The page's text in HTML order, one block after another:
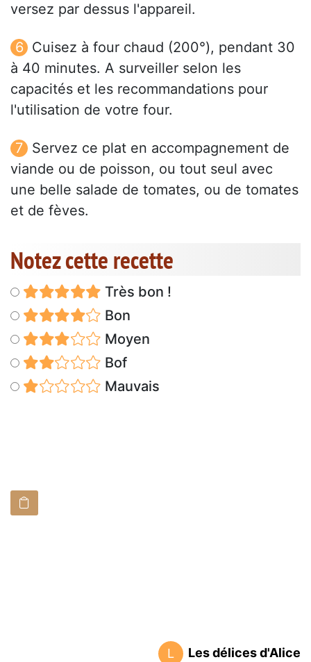
versez par dessus l'appareil.
Cuisez à four chaud (200°), pendant 30
à 40 minutes. A surveiller selon les
capacités et les recommandations pour
l'utilisation de votre four.
Servez ce plat en accompagnement de
viande ou de poisson, ou tout seul avec
une belle salade de tomates, ou de tomates
et de fèves.
Notez cette recette
Très bon !
Bon
Moyen
Bof
Mauvais
L Les délices d'Alice